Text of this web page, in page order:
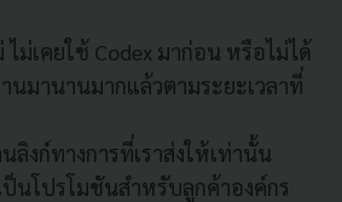
ม่เคยใช้ Codex มาก่อน หรือไม่ได้
นมานานมากแล้วตามระยะเวลาที่
ลิงก์ทางการที่เราส่งให้เท่านั้น
นโปรโมชันสำหรับลูกค้าองค์กร